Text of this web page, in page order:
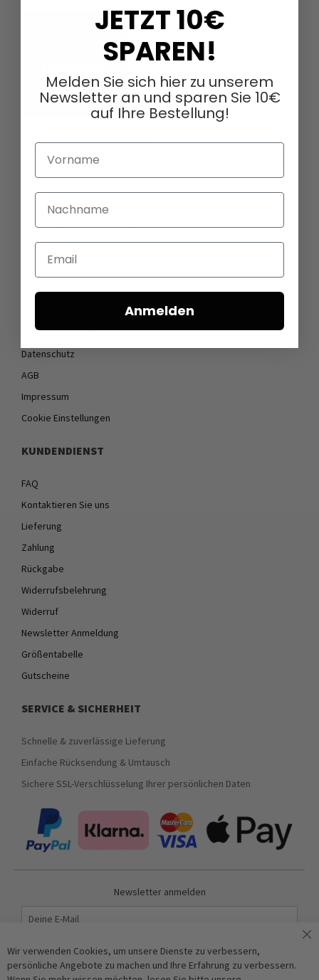
Hebelstrasse 9
79379 Müllheim
Deutschland
+49 (0)7631 - 7408404
sales@dagmarfischermode.de
ÜBER UNS
Über uns
Stellenangebote
Datenschutz
AGB
Impressum
Cookie Einstellungen
KUNDENDIENST
FAQ
Kontaktieren Sie uns
Lieferung
Zahlung
Rückgabe
Widerrufsbelehrung
Widerruf
Newsletter Anmeldung
Größentabelle
Gutscheine
SERVICE & SICHERHEIT
Schnelle & zuverlässige Lieferung
Einfache Rücksendung & Umtausch
Sichere SSL-Verschlüsselung Ihrer persönlichen Daten
Newsletter anmelden
Abonnieren
Wir verwenden Cookies, um unsere Dienste zu verbessern,
persönliche Angebote zu machen und Ihre Erfahrung zu verbessern.
JETZT 10€
SPAREN!
Melden Sie sich hier zu unserem
Newsletter an und sparen Sie 10€
auf Ihre Bestellung!
Vorname
Nachname
Email
Anmelden